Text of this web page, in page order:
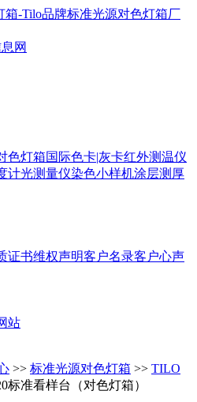
网
色灯箱国际色卡|灰卡红外测温仪
计光测量仪染色小样机涂层测厚
证书维权声明客户名录客户心声
站
>> 标准光源对色灯箱 >> TILO
标准看样台（对色灯箱）